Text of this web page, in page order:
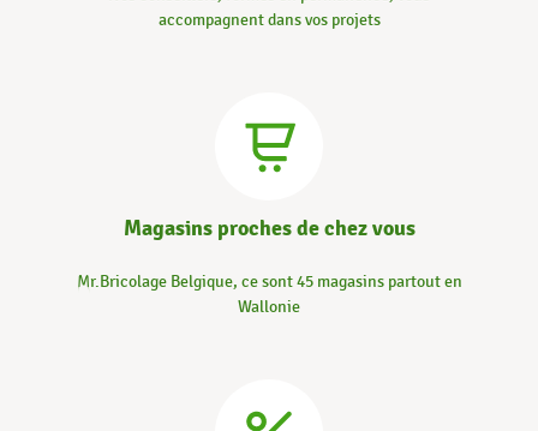
accompagnent dans vos projets
Magasins proches de chez vous
Mr.Bricolage Belgique, ce sont 45 magasins partout en
Wallonie